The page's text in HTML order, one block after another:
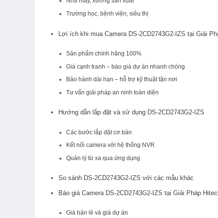
Trường học, bệnh viện, siêu thị
Lợi ích khi mua Camera DS-2CD2743G2-IZS tại Giải
Sản phẩm chính hãng 100%
Giá cạnh tranh – báo giá dự án nhanh chóng
Bảo hành dài hạn – hỗ trợ kỹ thuật tận nơi
Tư vấn giải pháp an ninh toàn diện
Hướng dẫn lắp đặt và sử dụng DS-2CD2743G2-IZS
Các bước lắp đặt cơ bản
Kết nối camera với hệ thống NVR
Quản lý từ xa qua ứng dụng
So sánh DS-2CD2743G2-IZS với các mẫu khác
Báo giá Camera DS-2CD2743G2-IZS tại Giải Pháp
Giá bán lẻ và giá dự án